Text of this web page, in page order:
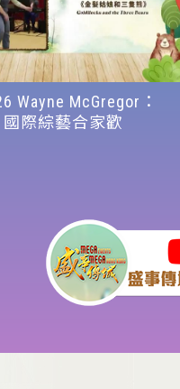
Wayne McGregor：
際綜藝合家歡